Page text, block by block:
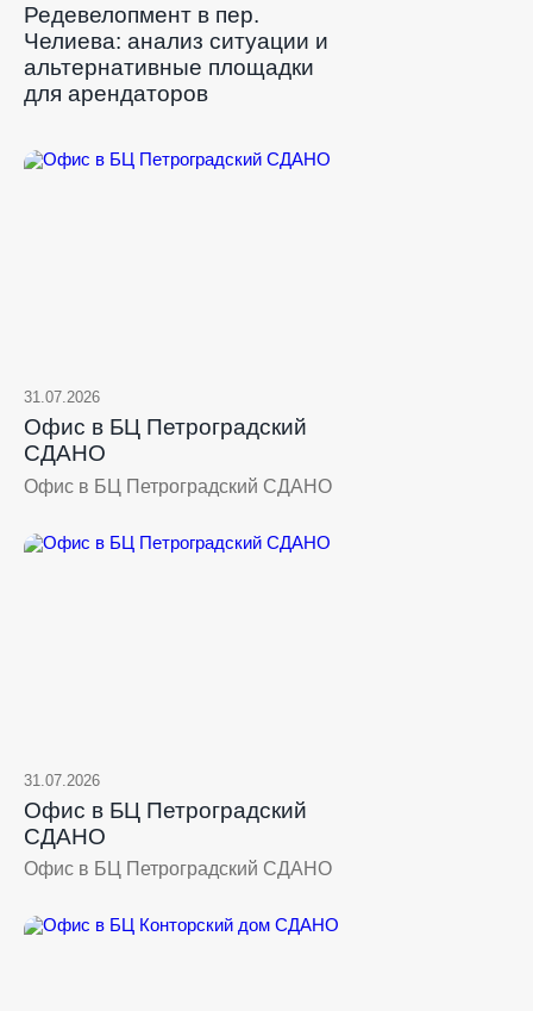
Редевелопмент в пер.
Челиева: анализ ситуации и
альтернативные площадки
для арендаторов
31.07.2026
Офис в БЦ Петроградский
СДАНО
Офис в БЦ Петроградский СДАНО
31.07.2026
Офис в БЦ Петроградский
СДАНО
Офис в БЦ Петроградский СДАНО